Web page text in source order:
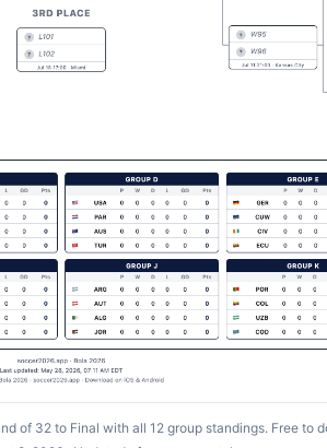
of 32 to Final with all 12 group standings. Free to